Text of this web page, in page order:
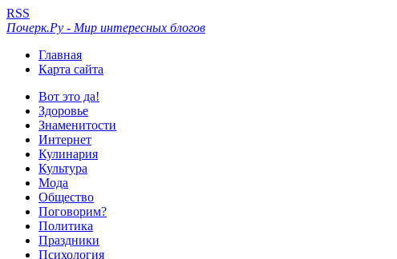
RSS
Почерк.Ру - Мир интересных блогов
Главная
Карта сайта
Вот это да!
Здоровье
Знаменитости
Интернет
Кулинария
Культура
Мода
Общество
Поговорим?
Политика
Праздники
Психология